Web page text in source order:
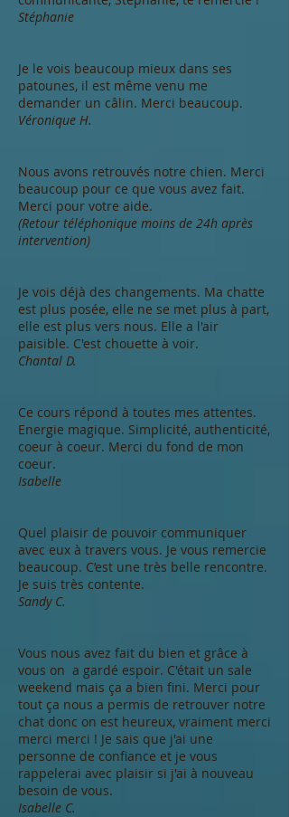
Stéphanie
Je le vois beaucoup mieux dans ses
patounes, il est même venu me
demander un câlin. Merci beaucoup.
Véronique H.
Nous avons retrouvés notre chien. Merci
beaucoup pour ce que vous avez fait.
Merci pour votre aide.
(Retour téléphonique moins de 24h après
intervention)
Je vois déjà des changements. Ma chatte
est plus posée, elle ne se met plus à part,
elle est plus vers nous. Elle a l'air
paisible. C'est chouette à voir.
Chantal D.
Ce cours répond à toutes mes attentes.
Energie magique. Simplicité, authenticité,
coeur à coeur. Merci du fond de mon
coeur.
Isabelle
Quel plaisir de pouvoir communiquer
avec eux à travers vous. Je vous remercie
beaucoup. C’est une très belle rencontre.
Je suis très contente.
Sandy C.
Vous nous avez fait du bien et grâce à
vous on a gardé espoir. C'était un sale
weekend mais ça a bien fini. Merci pour
tout ça nous a permis de retrouver notre
chat donc on est heureux, vraiment merci
merci merci ! Je sais que j'ai une
personne de confiance et je vous
rappelerai avec plaisir si j'ai à nouveau
besoin de vous.
Isabelle C.